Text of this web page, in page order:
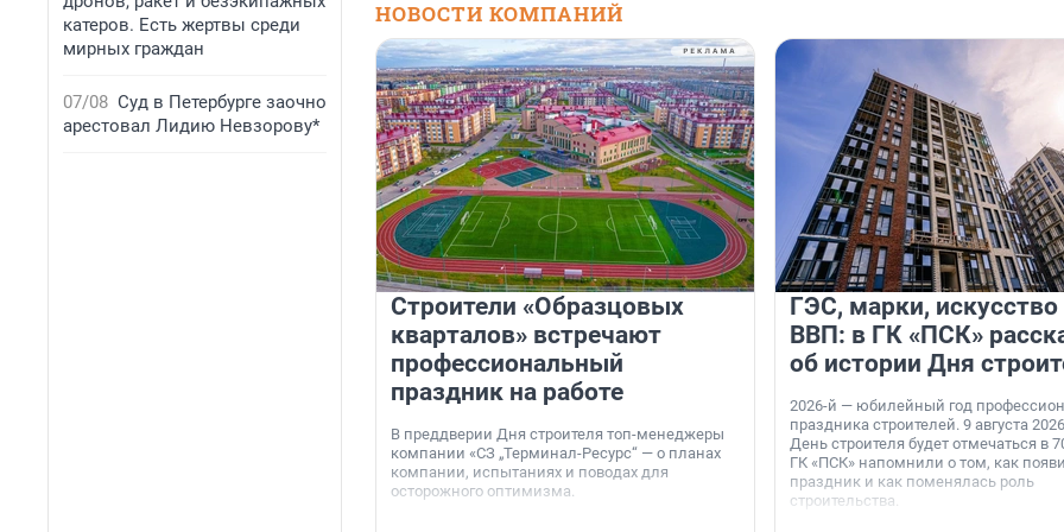
катеров. Есть жертвы среди
мирных граждан
07/08 Суд в Петербурге заочно
арестовал Лидию Невзорову*
НОВОСТИ КОМПАНИЙ
Строители «Образцовых
кварталов» встречают
профессиональный
праздник на работе
В преддверии Дня строителя топ-менеджеры
компании «СЗ „Терминал-Ресурс“ — о планах
компании, испытаниях и поводах для
осторожного оптимизма.
ГЭС, марки, искусство
ВВП: в ГК «ПСК»
об истории Дня
2026-й — юбилейный год
праздника строителей. 9 августа
День строителя будет отмечаться в
ГК «ПСК» напомнили о том, как
праздник и как поменялась роль
строительства.